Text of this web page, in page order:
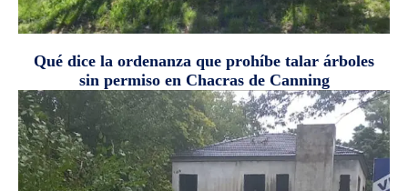
Qué dice la ordenanza que prohíbe talar árboles
sin permiso en Chacras de Canning